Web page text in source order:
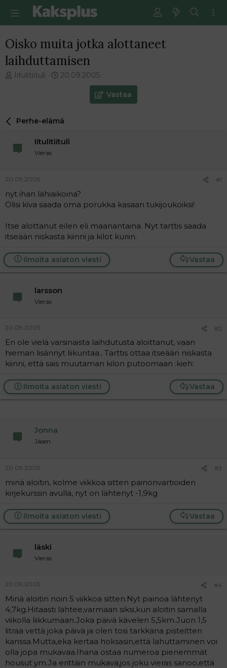
Oisko muita jotka alottaneet
laihduttamisen
V
e
t
n
a
l
o
t
t
j
a
Iitulitiituli
E
m
i
i
s
i
20.09.2005
Vastaa
Perhe-elämä
Iitulitiituli
Vieras
20.09.2005 #1
nyt ihan lähiaikoina?
Olisi kiva saada oma porukka kasaan tukijoukoiksi!
Itse alottanut eilen eli maanantaina. Nyt tarttis saada
itseään niskasta kiinni ja kilot kuriin.
Vastaa
Ilmoita asiaton viesti
larsson
Vieras
20.09.2005 #2
En ole vielä varsinaista laihdutusta aloittanut, vaan
hieman lisännyt liikuntaa.. Tarttis ottaa itseään niskasta
kiinni, että sais muutaman kilon putoomaan :kieh:
Vastaa
Ilmoita asiaton viesti
Jonna
Jäsen
20.09.2005 #3
minä aloitin, kolme viikkoa sitten painonvartioiden
kirjekurssin avulla, nyt on lähtenyt -1,9kg
Vastaa
Ilmoita asiaton viesti
läski
Vieras
20.09.2005 #4
Minä aloitin noin 5 viikkoa sitten.Nyt painoa lähtenyt
4,7kg.Hitaasti lähtee,varmaan siksi,kun aloitin samalla
viikolla liikkumaan.Joka päivä kävelen 5,5km.Juon 1,5
litraa vettä joka päivä ja olen tosi tarkkana pisteitten
kanssa.Mutta,eka kertaa hoksasin,että lahuttaminen voi
olla jopa mukavaa.Ihana ostaa numeroa pienemmät
housut ym.Ja erittäin mukava,jos joku vieras sanoo,että